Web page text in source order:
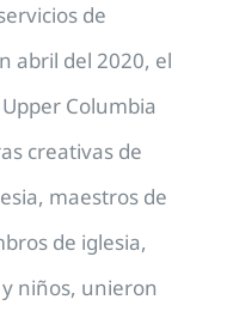
de
abril del 2020, el
Columbia
creativas de
maestros de
de iglesia,
niños, unieron